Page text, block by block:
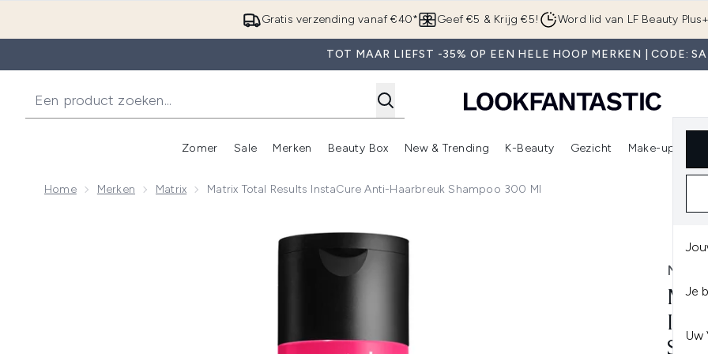
Overslaan naar de hoofdinhoud
Gratis verzending vanaf €40* Geef €5 & Krijg €5! Word lid van LF Beauty Plus+
TOT MAAR LIEFST -35% OP EEN HELE HOOP MERKEN | CODE:
Je
Uw
Zomer
Enter submenu (Zomer)
Sale
Enter submenu (Sale)
Merken
Enter submenu (Merken)
Beauty Box
Enter submenu (Beauty Box)
New & Trending
Enter submenu (New & Trending)
K-Beauty
Enter submenu (K-Beauty)
Gezicht Make-up
Home Merken Matrix Matrix Total Results InstaCure Anti-Haarbreuk Shampoo 300 Ml
Now showing image 1 Matrix Total Results InstaCure Anti-Haarbreuk Shampoo 300 ml